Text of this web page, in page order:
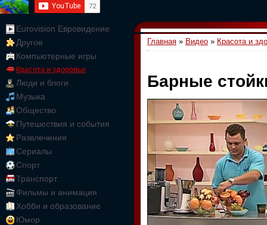
Eurovision Евровидение
Другое
Компьютерные игры
Красота и здоровье
Люди и блоги
Музыка
Общество
Путешествия и события
Развлечения
Сериалы
Спорт
Транспорт
Фильмы и анимация
Хобби и образование
Юмор
Главная » Видео » Красота и
Барные